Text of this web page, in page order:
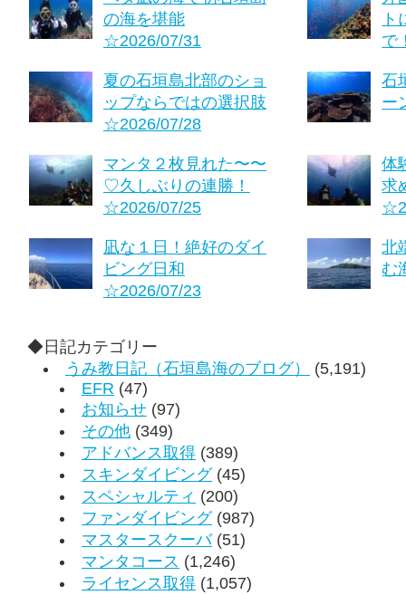
の海を堪能
☆2026/07/31
で
夏の石垣島北部のショ
ップならではの選択肢
☆2026/07/28
石
ー
マンタ２枚見れた〜〜
♡久しぶりの連勝！
☆2026/07/25
体
求
凪な１日！絶好のダイ
ビング日和
☆2026/07/23
北
む
◆日記カテゴリー
うみ教日記（石垣島海のブログ）
(5,191)
EFR (47)
お知らせ (97)
その他 (349)
アドバンス取得 (389)
スキンダイビング(45)
スペシャルティ (200)
ファンダイビング(987)
マスタースクーバ(51)
マンタコース (1,246)
ライセンス取得 (1,057)